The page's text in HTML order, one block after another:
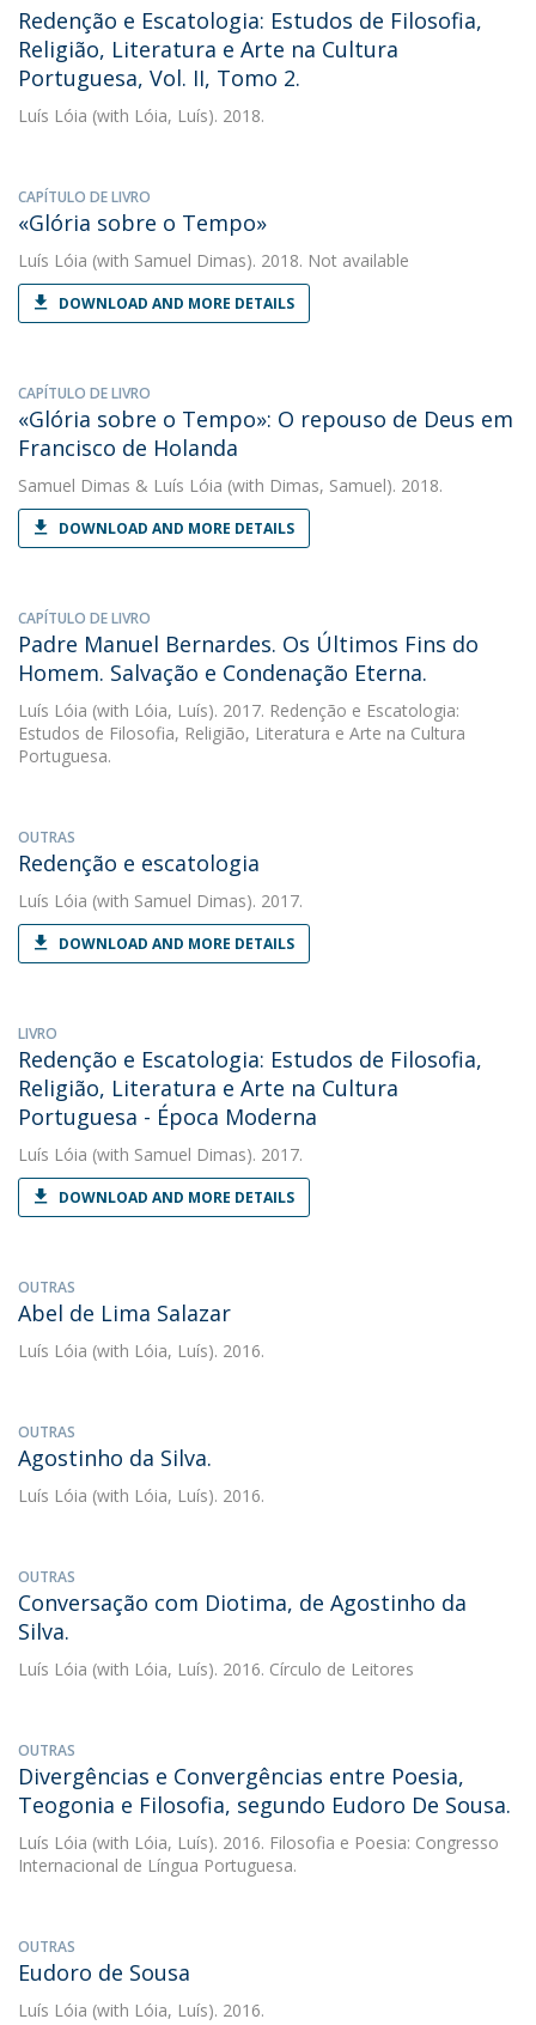
Redenção e Escatologia: Estudos de Filosofia,
Religião, Literatura e Arte na Cultura
Portuguesa, Vol. II, Tomo 2.
Luís Lóia (with Lóia, Luís). 2018.
CAPÍTULO DE LIVRO
«Glória sobre o Tempo»
Luís Lóia (with Samuel Dimas). 2018. Not available
DOWNLOAD AND MORE DETAILS
CAPÍTULO DE LIVRO
«Glória sobre o Tempo»: O repouso de Deus em
Francisco de Holanda
Samuel Dimas & Luís Lóia (with Dimas, Samuel). 2018.
DOWNLOAD AND MORE DETAILS
CAPÍTULO DE LIVRO
Padre Manuel Bernardes. Os Últimos Fins do
Homem. Salvação e Condenação Eterna.
Luís Lóia (with Lóia, Luís). 2017. Redenção e Escatologia:
Estudos de Filosofia, Religião, Literatura e Arte na Cultura
Portuguesa.
OUTRAS
Redenção e escatologia
Luís Lóia (with Samuel Dimas). 2017.
DOWNLOAD AND MORE DETAILS
LIVRO
Redenção e Escatologia: Estudos de Filosofia,
Religião, Literatura e Arte na Cultura
Portuguesa - Época Moderna
Luís Lóia (with Samuel Dimas). 2017.
DOWNLOAD AND MORE DETAILS
OUTRAS
Abel de Lima Salazar
Luís Lóia (with Lóia, Luís). 2016.
OUTRAS
Agostinho da Silva.
Luís Lóia (with Lóia, Luís). 2016.
OUTRAS
Conversação com Diotima, de Agostinho da
Silva.
Luís Lóia (with Lóia, Luís). 2016. Círculo de Leitores
OUTRAS
Divergências e Convergências entre Poesia,
Teogonia e Filosofia, segundo Eudoro De Sousa.
Luís Lóia (with Lóia, Luís). 2016. Filosofia e Poesia: Congresso
Internacional de Língua Portuguesa.
OUTRAS
Eudoro de Sousa
Luís Lóia (with Lóia, Luís). 2016.